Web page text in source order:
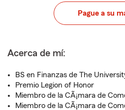
Pague a su
Acerca de mí:
BS en Finanzas de The
Premio Legion of Honor
Miembro de la CÃ¡mara de
Miembro de la CÃ¡mara de